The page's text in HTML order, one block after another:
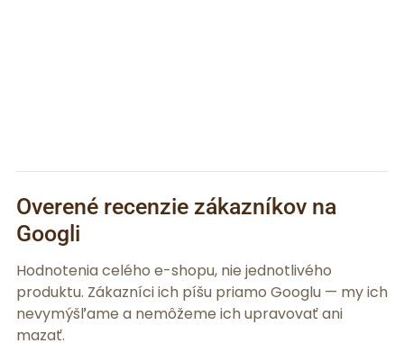
Overené recenzie zákazníkov na
Googli
Hodnotenia celého e-shopu, nie jednotlivého
produktu. Zákazníci ich píšu priamo Googlu — my ich
nevymýšľame a nemôžeme ich upravovať ani
mazať.